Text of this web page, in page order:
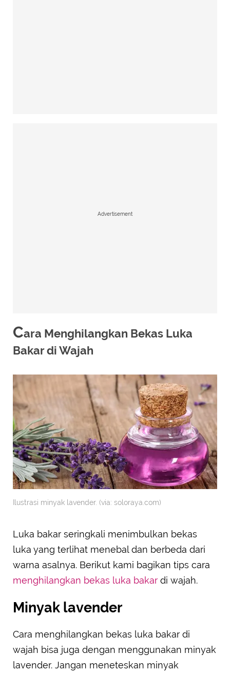
Advertisement
Cara Menghilangkan Bekas Luka
Bakar di Wajah
Ilustrasi minyak lavender. (via: soloraya.com)
Luka bakar seringkali menimbulkan bekas
luka yang terlihat menebal dan berbeda dari
warna asalnya. Berikut kami bagikan tips cara
menghilangkan bekas luka bakar di wajah.
Minyak lavender
Cara menghilangkan bekas luka bakar di
wajah bisa juga dengan menggunakan minyak
lavender. Jangan meneteskan minyak